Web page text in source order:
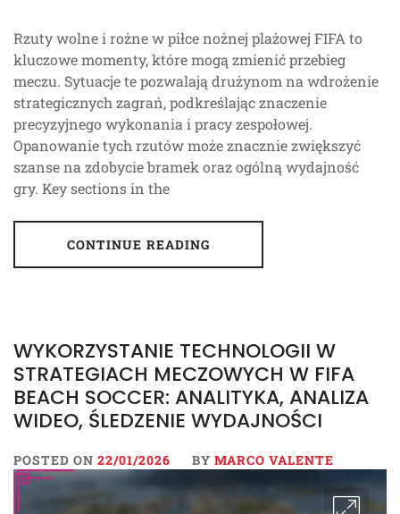
Rzuty wolne i rożne w piłce nożnej plażowej FIFA to
kluczowe momenty, które mogą zmienić przebieg
meczu. Sytuacje te pozwalają drużynom na wdrożenie
strategicznych zagrań, podkreślając znaczenie
precyzyjnego wykonania i pracy zespołowej.
Opanowanie tych rzutów może znacznie zwiększyć
szanse na zdobycie bramek oraz ogólną wydajność
gry. Key sections in the
CONTINUE READING
WYKORZYSTANIE TECHNOLOGII W
STRATEGIACH MECZOWYCH W FIFA
BEACH SOCCER: ANALITYKA, ANALIZA
WIDEO, ŚLEDZENIE WYDAJNOŚCI
POSTED ON 22/01/2026 BY MARCO VALENTE